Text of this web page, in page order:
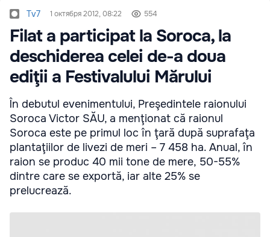
Tv7 1 октября 2012, 08:22 554
Filat a participat la Soroca, la
deschiderea celei de-a doua
ediţii a Festivalului Mărului
În debutul evenimentului, Preşedintele raionului
Soroca Victor SĂU, a menţionat că raionul
Soroca este pe primul loc în ţară după suprafaţa
plantaţiilor de livezi de meri – 7 458 ha. Anual, în
raion se produc 40 mii tone de mere, 50-55%
dintre care se exportă, iar alte 25% se
prelucrează.